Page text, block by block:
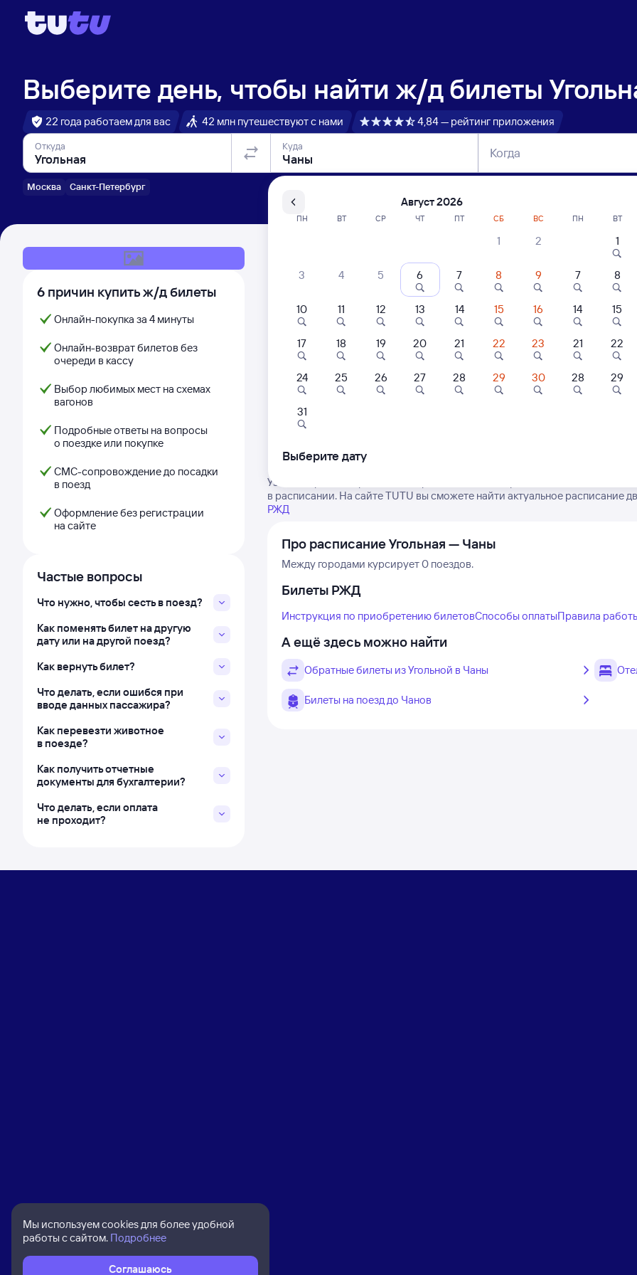
Выберите день, чтобы найти ж/д билеты
22 года работаем для вас 42 млн путешествуют с нами 4,84 — рейтинг приложения
Откуда
Москва Санкт-Петербург
Куда Когда
6 причин купить ж/д билеты
Онлайн-покупка за 4 минуты
Онлайн-возврат билетов без
очереди в кассу
Выбор любимых мест на схемах
вагонов
Подробные ответы на вопросы
о поездке или покупке
СМС-сопровождение до посадки
в поезд
Оформление без регистрации
на сайте
Частые вопросы
Что нужно, чтобы сесть в поезд?
Как поменять билет на другую
дату или на другой поезд?
Как вернуть билет?
Что делать, если ошибся при
вводе данных пассажира?
Как перевезти животное
в поезде?
Как получить отчетные
документы для бухгалтерии?
Что делать, если оплата
не проходит?
Расписание поездов Угольная — Чаны
Нет рейсов по
Узнайте время отправления и прибытия пассажирских поездов РЖД из
в расписании. На сайте TUTU вы сможете найти актуальное расписание
РЖД
Про расписание Угольная — Чаны
Между городами курсирует 0 поездов.
Билеты РЖД
Инструкция по приобретению билетовСпособы оплатыПравила
А ещё здесь можно найти
Обратные билеты из Угольной в Чаны
Билеты на поезд до Чанов
Мы используем cookies для более удобной
работы с сайтом. Подробнее
Соглашаюсь
Август 2026
ПН ВТ СР ЧТ ПТ СБ ВС
1 2
3 4 5 6 7 8 9
10 11 12 13 14 15 16
17 18 19 20 21 22 23
24 25 26 27 28 29 30
31
ПН ВТ
1
7 8
14 15
21 22
28 29
Выберите дату